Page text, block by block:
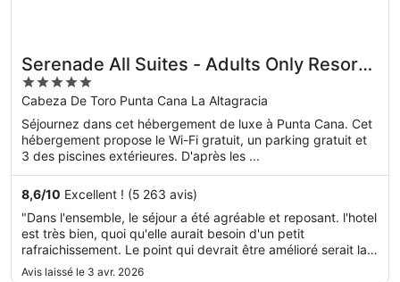
Serenade All Suites - Adults Only Resort -
All inclusive
5
out
of
5
Cabeza De Toro Punta Cana La Altagracia
Séjournez dans cet hébergement de luxe à Punta Cana. Cet
hébergement propose le Wi-Fi gratuit, un parking gratuit et
3 des piscines extérieures. D'après les ...
8,6/10 Excellent ! (5 263 avis)
"Dans l'ensemble, le séjour a été agréable et reposant. l'hotel
est très bien, quoi qu'elle aurait besoin d'un petit
rafraichissement. Le point qui devrait être amélioré serait la
nourriture ; la qualité n'est pas égale. Certains restaurants
Avis laissé le 3 avr. 2026